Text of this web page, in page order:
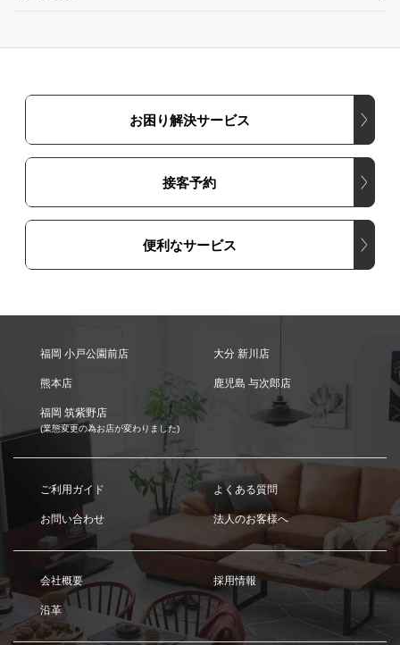
お困り解決サービス
接客予約
便利なサービス
福岡 小戸公園前店 大分 新川店
熊本店 鹿児島 与次郎店
福岡 筑紫野店
(業態変更の為お店が変わりました)
ご利用ガイド よくある質問
お問い合わせ 法人のお客様へ
会社概要 採用情報
沿革